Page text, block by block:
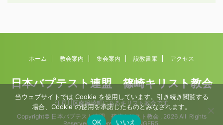
ホーム 教会案内 集会案内 説教書庫 アクセス
日本バプテスト連盟 篠崎キリスト教会
江戸川区南篠崎町にあるキリスト教会です
Copyright© 日本バプテスト連盟 篠崎キリスト教会 , 2026 All Rights
Reserved Powered byAFFINGER5.
当ウェブサイトでは Cookie を使用しています。引き続き閲覧する
場合、Cookie の使用を承諾したものとみなされます。
OK
いいえ